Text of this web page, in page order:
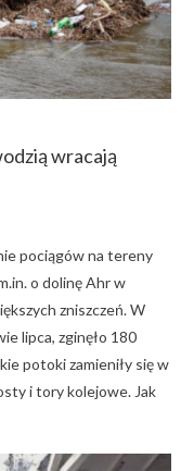
wracają
pociągów na tereny
o dolinę Ahr w
zniszczeń. W
lipca, zginęło 180
potoki zamieniły się w
i tory kolejowe. Jak